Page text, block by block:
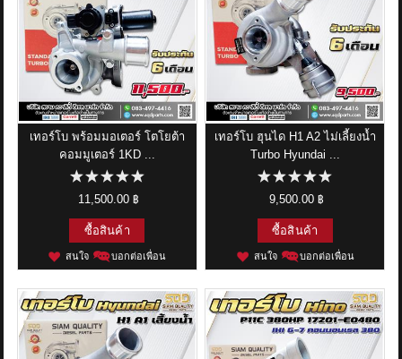
เทอร์โบ พร้อมมอเตอร์ โตโยต้า
คอมมูเตอร์ 1KD ...
11,500.00 ฿
ซื้อสินค้า
สนใจ บอกต่อเพื่อน
เทอร์โบ ฮุนได H1 A2 ไม่เลี้ยงน้ำ
Turbo Hyundai ...
9,500.00 ฿
ซื้อสินค้า
สนใจ บอกต่อเพื่อน